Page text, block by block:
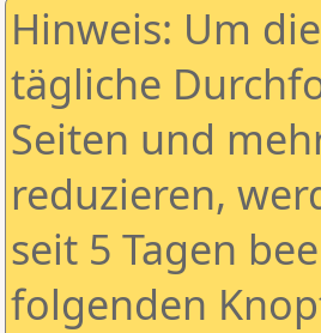
Hinweis: Um
tägliche
Seiten und
reduzieren,
seit 5 Tagen
folgenden